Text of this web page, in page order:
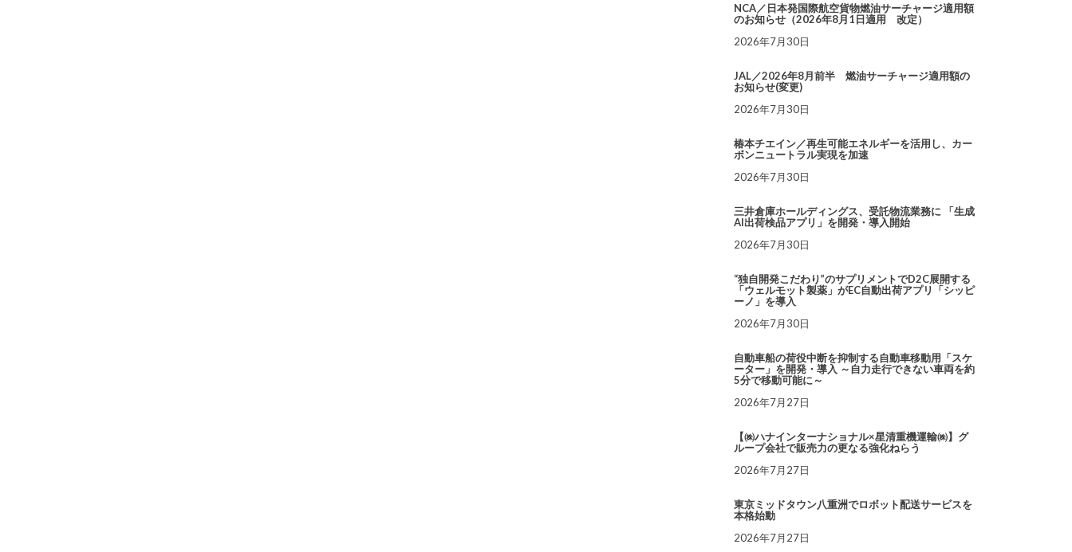
NCA／日本発国際航空貨物燃油サーチャージ適用額
のお知らせ（2026年8月1日適用 改定）
2026年7月30日
JAL／2026年8月前半 燃油サーチャージ適用額の
お知らせ(変更)
2026年7月30日
椿本チエイン／再生可能エネルギーを活用し、カー
ボンニュートラル実現を加速
2026年7月30日
三井倉庫ホールディングス、受託物流業務に 「生成
AI出荷検品アプリ」を開発・導入開始
2026年7月30日
“独自開発こだわり”のサプリメントでD2C展開する
「ウェルモット製薬」がEC自動出荷アプリ「シッピ
ーノ」を導入
2026年7月30日
自動車船の荷役中断を抑制する自動車移動用「スケ
ーター」を開発・導入 ～自力走行できない車両を約
5分で移動可能に～
2026年7月27日
【㈱ハナインターナショナル×星清重機運輸㈱】グ
ループ会社で販売力の更なる強化ねらう
2026年7月27日
東京ミッドタウン八重洲でロボット配送サービスを
本格始動
2026年7月27日